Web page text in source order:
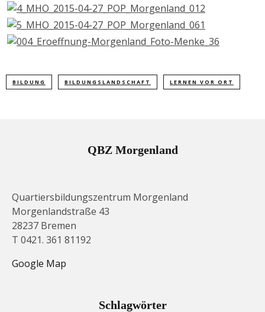
BILDUNG BILDUNGSLANDSCHAFT LERNEN VOR ORT
QBZ Morgenland
Quartiersbildungszentrum Morgenland
Morgenlandstraße 43
28237 Bremen
T 0421. 361 81192
Google Map
Schlagwörter